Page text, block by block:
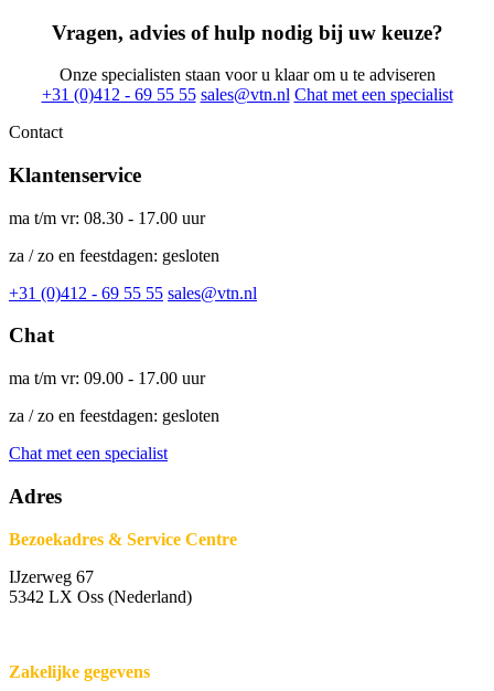
Vragen, advies of hulp nodig bij uw keuze?
Onze specialisten staan voor u klaar om u te adviseren
+31 (0)412 - 69 55 55 sales@vtn.nl Chat met een specialist
Contact
Klantenservice
ma t/m vr: 08.30 - 17.00 uur
za / zo en feestdagen: gesloten
+31 (0)412 - 69 55 55 sales@vtn.nl
Chat
ma t/m vr: 09.00 - 17.00 uur
za / zo en feestdagen: gesloten
Chat met een specialist
Adres
Bezoekadres & Service Centre
IJzerweg 67
5342 LX Oss (Nederland)
Zakelijke gegevens